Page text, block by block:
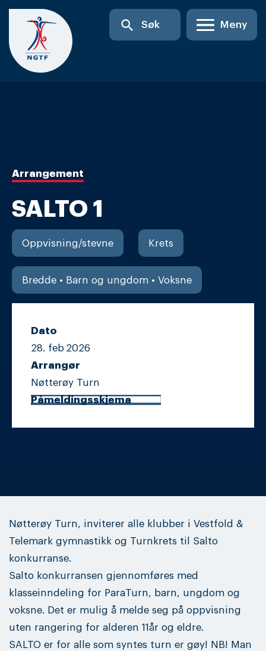
Skip
content
search Søk Meny
Arrangement
SALTO 1
Oppvisning/stevne Krets
Bredde • Barn og ungdom • Voksne
Dato
28. feb 2026
Arrangør
Nøtterøy Turn
Påmeldingsskjema
Nøtterøy Turn, inviterer alle klubber i Vestfold &
Telemark gymnastikk og Turnkrets til Salto
konkurranse.
Salto konkurransen gjennomføres med
klasseinndeling for ParaTurn, barn, ungdom og
voksne. Det er mulig å melde seg på oppvisning
uten rangering for alderen 11år og eldre.
SALTO er for alle som syntes turn er gøy! NB! Man